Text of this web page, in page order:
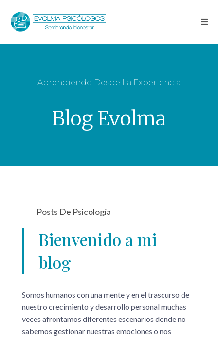
Aprendiendo Desde La Experiencia
Blog Evolma
Posts De Psicología
Bienvenido a mi
blog
Somos humanos con una mente y en el trascurso de
nuestro crecimiento y desarrollo personal muchas
veces afrontamos diferentes escenarios donde no
sabemos gestionar nuestras emociones o nos